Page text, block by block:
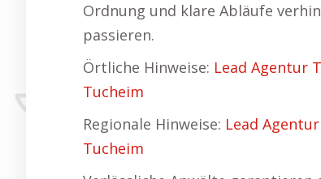
Ordnung und klare Abläufe
passieren.
Örtliche Hinweise: Lead Agentur
Tucheim
Regionale Hinweise: Lead
Tucheim